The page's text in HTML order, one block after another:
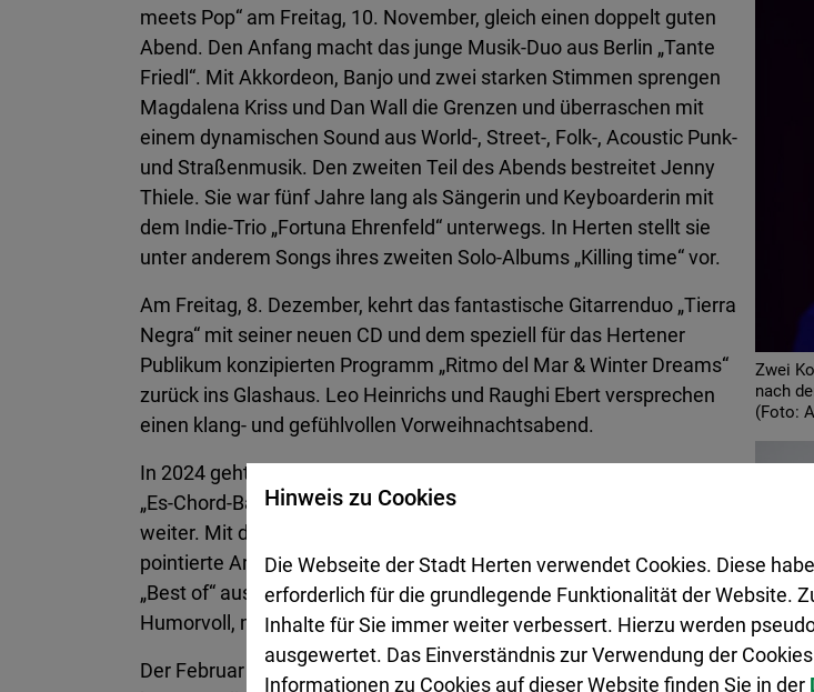
Zwei
nach
(Foto:
meets Pop“ am Freitag, 10. November, gleich einen doppelt guten
Abend. Den Anfang macht das junge Musik-Duo aus Berlin „Tante
Friedl“. Mit Akkordeon, Banjo und zwei starken Stimmen sprengen
Magdalena Kriss und Dan Wall die Grenzen und überraschen mit
einem dynamischen Sound aus World-, Street-, Folk-, Acoustic Punk-
und Straßenmusik. Den zweiten Teil des Abends bestreitet Jenny
Thiele. Sie war fünf Jahre lang als Sängerin und Keyboarderin mit
dem Indie-Trio „Fortuna Ehrenfeld“ unterwegs. In Herten stellt sie
unter anderem Songs ihres zweiten Solo-Albums „Killing time“ vor.
Am Freitag, 8. Dezember, kehrt das fantastische Gitarrenduo „Tierra
Negra“ mit seiner neuen CD und dem speziell für das Hertener
Publikum konzipierten Programm „Ritmo del Mar & Winter Dreams“
zurück ins Glashaus. Leo Heinrichs und Raughi Ebert versprechen
einen klang- und gefühlvollen Vorweihnachtsabend.
In 2024 geht es am Freitag, 19. Januar, mit Lucy van Kuhl und ihrer
„Es-Chord-Band“ (Cello & Schlagzeug) auf der Glashaus-Bühne
weiter. Mit dem Titel „Alles auf Liebe“ besingt Lucy auf ihre
pointierte Art die vielen Gesichter der Liebe, kombiniert mit einem
„Best of“ aus der bunten Palette von Lucys Liebesliedern.
Humorvoll, melancholisch und sehr fröhlich!
Der Februar bleibt für den Folk reserviert – zum wiederholten Malen
Hinweis zu Cookies
Die Webseite der Stadt Herten verwendet Cookies. Diese
erforderlich für die grundlegende Funktionalität der Website.
Inhalte für Sie immer weiter verbessert. Hierzu werden
ausgewertet. Das Einverständnis zur Verwendung der
Informationen zu Cookies auf dieser Website finden Sie in der